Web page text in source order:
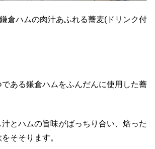
倉ハムの肉汁あふれる蕎麦(ドリンク付
ある鎌倉ハムをふんだんに使用した蕎
とハムの旨味がばっちり合い、焙った
そそります。